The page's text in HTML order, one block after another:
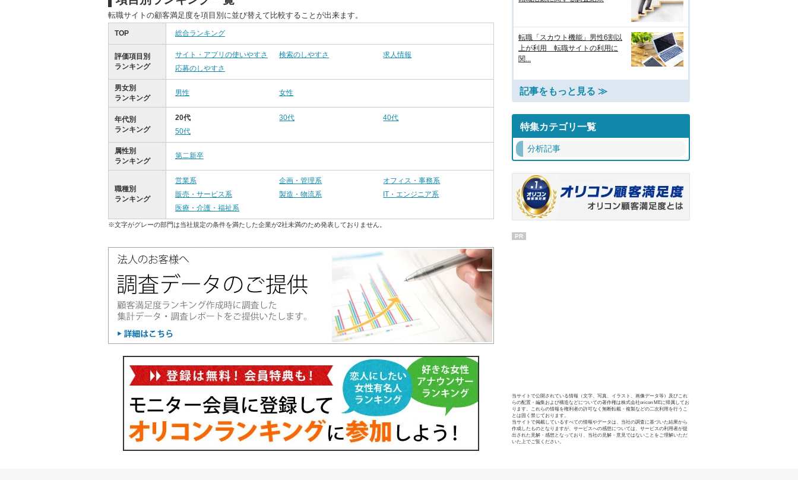
転職サイトの顧客満足度を項目別に並び替えて比較することが出来ます。
TOP 総合ランキング
評価項目別
ランキング
サイト・アプリの使いやすさ 検索のしやすさ
求人情報
応募のしやすさ
男女別
ランキング
男性 女性
年代別
ランキング
20代 30代
40代
50代
属性別
ランキング
第二新卒
職種別
ランキング
営業系 企画・管理系
オフィス・事務系
販売・サービス系
製造・物流系
IT・エンジニア系
医療・介護・福祉系
※文字がグレーの部門は当社規定の条件を満たした企業が2社未満のため発表しておりません。
転職「スカウト機能」男性6割以
上が利用 転職サイトの利用に
関...
記事をもっと見る ≫
特集カテゴリ一覧
分析記事
PR
当サイトで公開されている情報（文字、写真、イラスト、画像データ等）及びこれ
らの配置・編集および構造などについての著作権は株式会社oricon MEに帰属してお
ります。これらの情報を権利者の許可なく無断転載・複製などの二次利用を行うこ
とは固く禁じております。
当サイトで掲載しているすべての情報やデータは、当社の調査に基づいた結果から
作成したものとなりますが、サービスへの感想については、サービスの利用者が提
出された見解・感想となっており、当社の見解・意見ではないことをご理解いただ
いた上でご覧ください。